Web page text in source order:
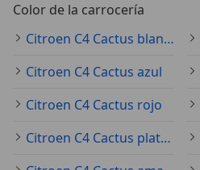
Color de la carrocería
Citroen C4 Cactus blanco
Citroen C4 Cactus azul
Citroen C4 Cactus rojo
Citroen C4 Cactus plateado